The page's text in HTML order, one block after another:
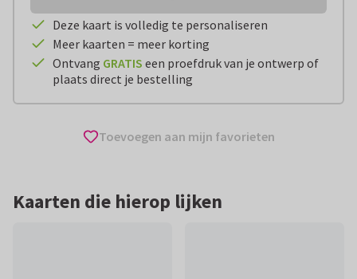
Deze kaart is volledig te personaliseren
Meer kaarten = meer korting
Ontvang GRATIS een proefdruk van je ontwerp of
plaats direct je bestelling
Toevoegen aan mijn favorieten
Kaarten die hierop lijken